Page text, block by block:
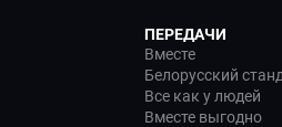
ПЕРЕДАЧИ
Вместе
Белорусский
Все как у людей
Вместе выгодно